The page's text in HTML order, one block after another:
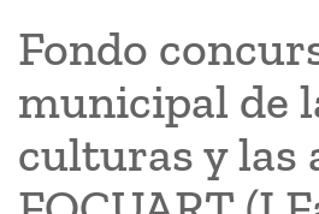
Fondo
municipal de
culturas y las